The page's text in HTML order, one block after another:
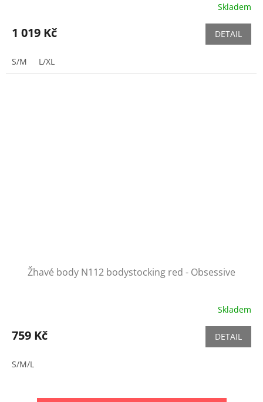
Skladem
1 019 Kč DETAIL
S/M L/XL
Žhavé body N112 bodystocking red - Obsessive
Skladem
759 Kč DETAIL
S/M/L